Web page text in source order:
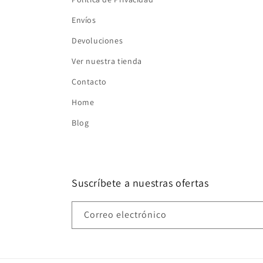
Envíos
Devoluciones
Ver nuestra tienda
Contacto
Home
Blog
Suscríbete a nuestras ofertas
Correo electrónico